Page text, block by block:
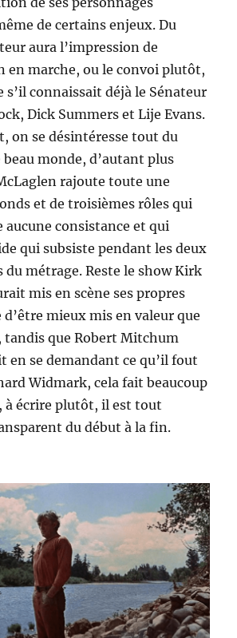
de certains enjeux. Du
aura l’impression de
en marche, ou le convoi plutôt,
s’il connaissait déjà le Sénateur
Dick Summers et Lije Evans.
on se désintéresse tout du
monde, d’autant plus
rajoute toute une
et de troisièmes rôles qui
aucune consistance et qui
qui subsiste pendant les deux
du métrage. Reste le show Kirk
mis en scène ses propres
mieux mis en valeur que
tandis que Robert Mitchum
en se demandant ce qu’il fout
Widmark, cela fait beaucoup
à écrire plutôt, il est tout
du début à la fin.